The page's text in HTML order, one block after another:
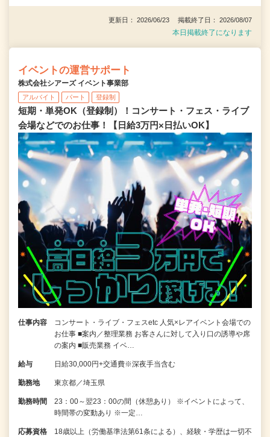
更新日： 2026/06/23 掲載終了日： 2026/08/07
本日掲載終了になります
イベントの運営サポート
株式会社シアーズ イベント事業部
アルバイト パート 登録制
短期・単発OK（登録制）！コンサート・フェス・ライブ
会場などでのお仕事！【日給3万円×日払いOK】
仕事内容
コンサート・ライブ・フェスetc 人気×レアイベント会場での
お仕事 ■案内／整理業務 お客さんに対して入り口の誘導や席
の案内 ■販売業務 イベ…
給与 日給30,000円+交通費※深夜手当含む
勤務地 東京都／埼玉県
勤務時間
23：00～翌23：00の間（休憩あり） ※イベントによって、
時間帯の変動あり ※一定…
応募資格
18歳以上（労働基準法第61条による）、経験・学歴は一切不